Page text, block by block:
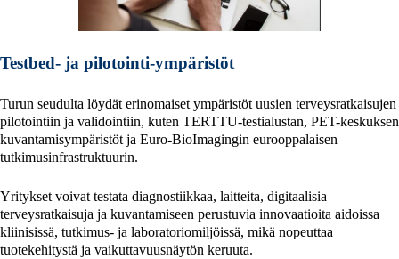
Testbed- ja pilotointi-ympäristöt
Turun seudulta löydät erinomaiset ympäristöt uusien terveysratkaisujen
pilotointiin ja validointiin, kuten TERTTU-testialustan, PET-keskuksen
kuvantamisympäristöt ja Euro‑BioImagingin eurooppalaisen
tutkimusinfrastruktuurin.
Yritykset voivat testata diagnostiikkaa, laitteita, digitaalisia
terveysratkaisuja ja kuvantamiseen perustuvia innovaatioita aidoissa
kliinisissä, tutkimus- ja laboratoriomiljöissä, mikä nopeuttaa
tuotekehitystä ja vaikuttavuusnäytön keruuta.